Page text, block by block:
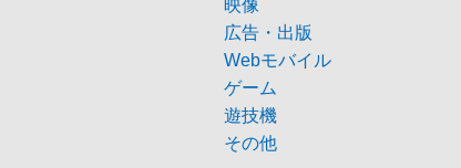
映像
広告・出版
Webモバイル
ゲーム
遊技機
その他